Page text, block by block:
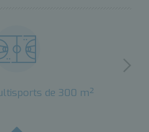
de 300 m²